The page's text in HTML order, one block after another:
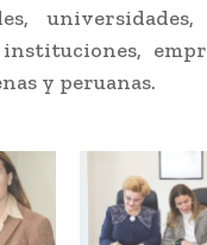
y peruanas.